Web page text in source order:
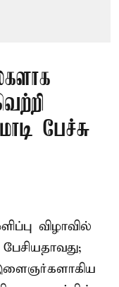
பேச்சு
விழாவில்